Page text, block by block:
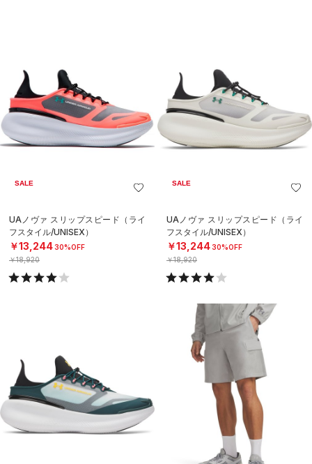
SALE
UAノヴァ スリップスピード（ライ
フスタイル/UNISEX）
￥13,24430%OFF
￥18,920
SALE
UAノヴァ スリップスピード（ライ
フスタイル/UNISEX）
￥13,24430%OFF
￥18,920